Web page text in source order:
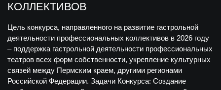
КОЛЛЕКТИВОВ
Цель конкурса, направленного на развитие гастрольной
деятельности профессиональных коллективов в 2026 году
– поддержка гастрольной деятельности профессиональных
театров всех форм собственности, укрепление культурных
связей между Пермским краем, другими регионами
Российской Федерации. Задачи Конкурса: Создание